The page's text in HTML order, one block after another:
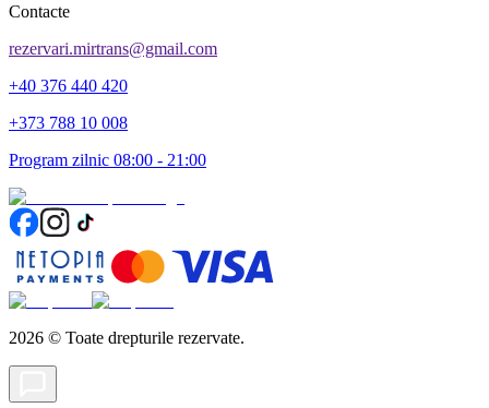
Contacte
rezervari.mirtrans@gmail.com
+40 376 440 420
+373 788 10 008
Program zilnic 08:00 - 21:00
2026 © Toate drepturile rezervate.